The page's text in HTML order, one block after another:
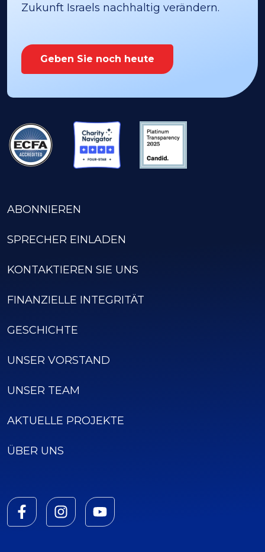
Zukunft Israels nachhaltig verändern.
Geben Sie noch heute
ABONNIEREN
SPRECHER EINLADEN
KONTAKTIEREN SIE UNS
FINANZIELLE INTEGRITÄT
GESCHICHTE
UNSER VORSTAND
UNSER TEAM
AKTUELLE PROJEKTE
ÜBER UNS